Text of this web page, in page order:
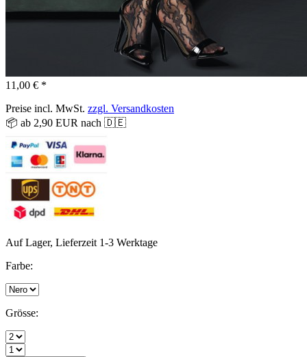
11,00 € *
Preise incl. MwSt. zzgl. Versandkosten
📦 ab 2,90 EUR nach 🇩🇪
Auf Lager, Lieferzeit 1-3 Werktage
Farbe:
Grösse: